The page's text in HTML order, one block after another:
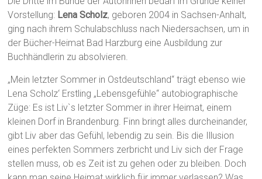
Vorstellung: Lena Scholz, geboren 2004 in Sachsen-Anhalt,
ging nach ihrem Schulabschluss nach Niedersachsen, um in
der Bücher-Heimat Bad Harzburg eine Ausbildung zur
Buchhändlerin zu absolvieren.
„Mein letzter Sommer in Ostdeutschland“ trägt ebenso wie
Lena Scholz‘ Erstling „Lebensgefühle“ autobiographische
Züge: Es ist Liv`s letzter Sommer in ihrer Heimat, einem
kleinen Dorf in Brandenburg. Finn bringt alles durcheinander,
gibt Liv aber das Gefühl, lebendig zu sein. Bis die Illusion
eines perfekten Sommers zerbricht und Liv sich der Frage
stellen muss, ob es Zeit ist zu gehen oder zu bleiben. Doch